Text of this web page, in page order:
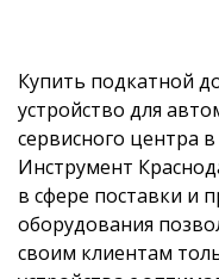
Купить подкатной
устройство для
сервисного центра
Инструмент
в сфере поставки и
оборудования
своим клиентам